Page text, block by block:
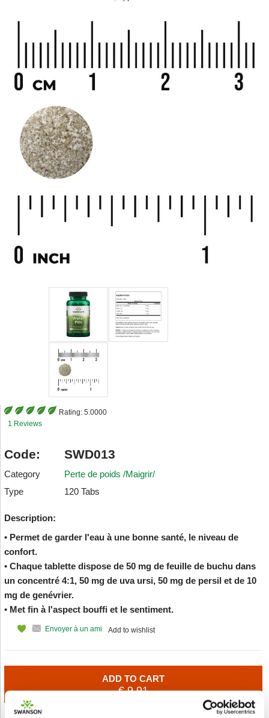
Rating: 5.0000
1 Reviews
Code: SWD013
Category
Perte de poids /Maigrir/
Type
120 Tabs
Description:
• Permet de garder l'eau à une bonne santé, le niveau de
confort.
• Chaque tablette dispose de 50 mg de feuille de buchu dans
un concentré 4:1, 50 mg de uva ursi, 50 mg de persil et de 10
mg de genévrier.
• Met fin à l'aspect bouffi et le sentiment.
Add to wishlist
Envoyer à un ami
ADD TO CART
€ 9.91